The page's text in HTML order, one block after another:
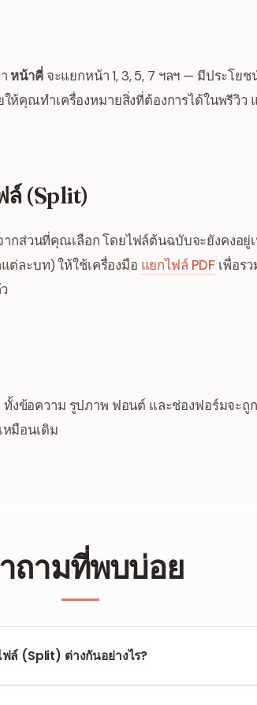
หน้าคี่จะแยกหน้า 1, 3, 5, 7 ฯลฯ — มีประโย
ให้คุณทำเครื่องหมายสิ่งที่ต้องการได้ในพรีวิว
ล์ (Split)
ากส่วนที่คุณเลือก โดยไฟล์ต้นฉบับจะยังคงอ
ต่ละบท) ให้ใช้เครื่องมือ แยกไฟล์ PDF เพื่อร
งข้อความ รูปภาพ ฟอนต์ และช่องฟอร์มจะถู
หมือนเดิม
ถามที่พบบ่อย
ล์ (Split) ต่างกันอย่างไร?